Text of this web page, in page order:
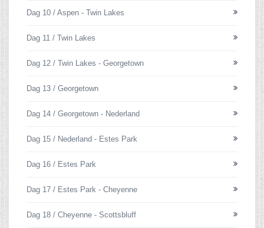
Dag 10 / Aspen - Twin Lakes
Dag 11 / Twin Lakes
Dag 12 / Twin Lakes - Georgetown
Dag 13 / Georgetown
Dag 14 / Georgetown - Nederland
Dag 15 / Nederland - Estes Park
Dag 16 / Estes Park
Dag 17 / Estes Park - Cheyenne
Dag 18 / Cheyenne - Scottsbluff